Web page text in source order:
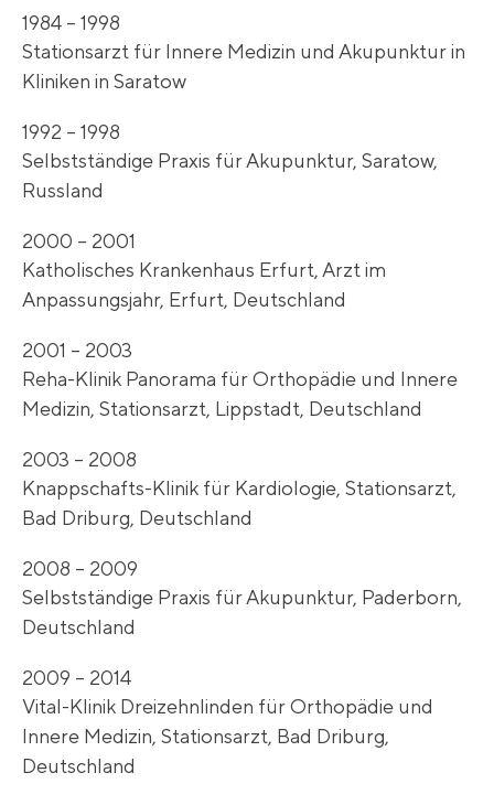
1984 – 1998
Stationsarzt für Innere Medizin und Akupunktur in
Kliniken in Saratow
1992 – 1998
Selbstständige Praxis für Akupunktur, Saratow,
Russland
2000 – 2001
Katholisches Krankenhaus Erfurt, Arzt im
Anpassungsjahr, Erfurt, Deutschland
2001 – 2003
Reha-Klinik Panorama für Orthopädie und Innere
Medizin, Stationsarzt, Lippstadt, Deutschland
2003 – 2008
Knappschafts-Klinik für Kardiologie, Stationsarzt,
Bad Driburg, Deutschland
2008 – 2009
Selbstständige Praxis für Akupunktur, Paderborn,
Deutschland
2009 – 2014
Vital-Klinik Dreizehnlinden für Orthopädie und
Innere Medizin, Stationsarzt, Bad Driburg,
Deutschland